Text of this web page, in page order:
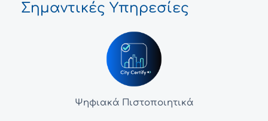
Σημαντικές Υπηρεσίες
Ψηφιακά Πιστοποιητικά